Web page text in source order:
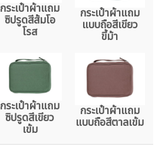
กระเป๋าผ้าแถม
ซิปรูดสีส้มโอ
โรส
กระเป๋าผ้าแถม
แบบถือสีเขียว
ขี้ม้า
กระเป๋าผ้าแถม
ซิปรูดสีเขียว
เข้ม
กระเป๋าผ้าแถม
แบบถือสีตาลเข้ม